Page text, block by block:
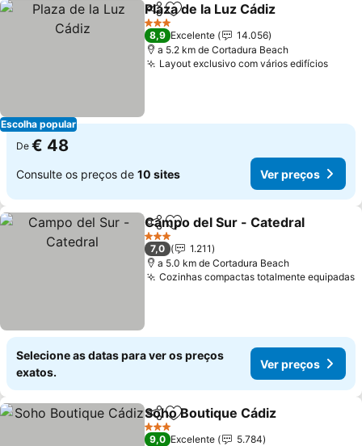
Escolha popular
PartilharAdicionar aos favoritos
Plaza de la Luz Cádiz
3 Estrelas
8,9 Excelente
14.056
a 5.2 km de Cortadura Beach
Layout exclusivo com vários edifícios
De € 48
Consulte os preços de 10 sites Ver preços
PartilharAdicionar aos favoritos
Campo del Sur - Catedral
3 Estrelas
7,0
1.211
a 5.0 km de Cortadura Beach
Cozinhas compactas totalmente equipadas
Selecione as datas para ver os preços
exatos.
Ver preços
PartilharAdicionar aos favoritos
Soho Boutique Cádiz
3 Estrelas
9,0 Excelente
5.784